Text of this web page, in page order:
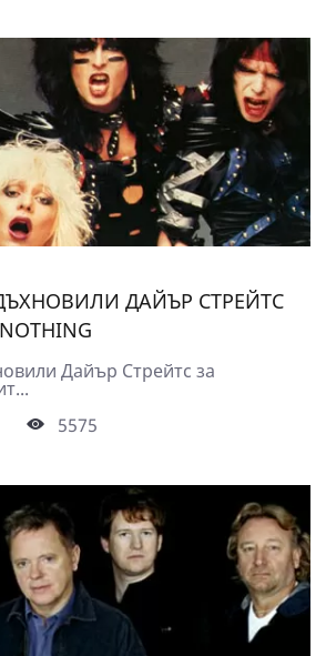
ДАЙЪР СТРЕЙТС
Дайър Стрейтс за
5575